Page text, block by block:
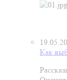
Как